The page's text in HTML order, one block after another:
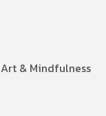
& Mindfulness